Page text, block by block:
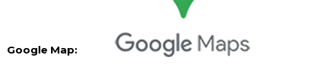
Google Map: